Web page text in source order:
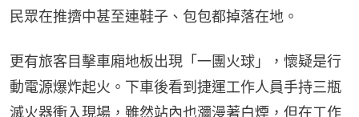
民眾在推擠中甚至連鞋子、包包都掉落在地。
​更有旅客目擊車廂地板出現「一團火球」，懷疑是行
動電源爆炸起火。下車後看到捷運工作人員手持三瓶
滅火器衝入現場，雖然站內也瀰漫著白煙，但在工作